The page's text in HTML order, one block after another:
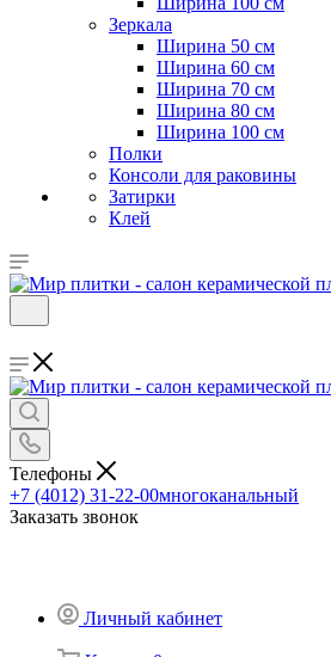
Зеркала
Ширина 50 см
Ширина 60 см
Ширина 70 см
Ширина 80 см
Ширина 100 см
Полки
Консоли для раковины
Затирки
Клей
Телефоны
+7 (4012) 31-22-00многоканальный
Заказать звонок
Личный кабинет